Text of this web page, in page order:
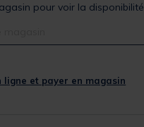
pour voir la disponibilité
ligne et payer en magasin